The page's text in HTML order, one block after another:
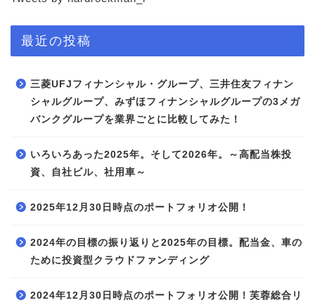
最近の投稿
三菱UFJフィナンシャル・グループ、三井住友フィナン
シャルグループ、みずほフィナンシャルグループの3メガ
バンクグループを業界ごとに比較してみた！
いろいろあった2025年。そして2026年。～高配当株投
資、自社ビル、社用車～
2025年12月30日時点のポートフォリオ公開！
2024年の目標の振り返りと2025年の目標。配当金、車の
ために投資型クラウドファンディング
2024年12月30日時点のポートフォリオ公開！芙蓉総合リ